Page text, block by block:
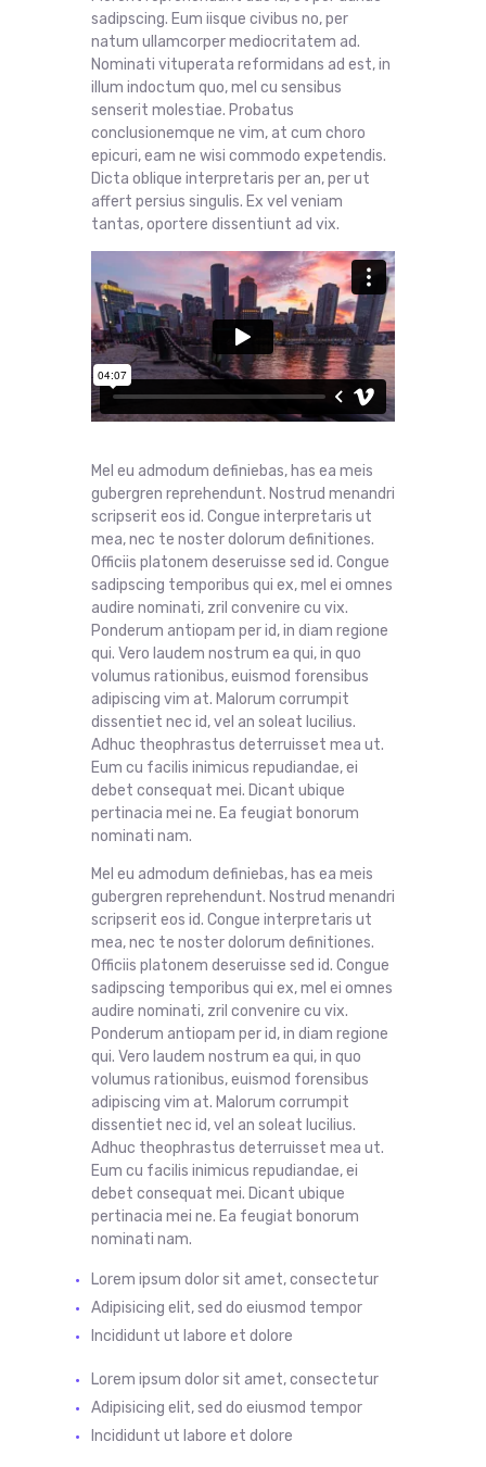
sadipscing. Eum iisque civibus no, per
natum ullamcorper mediocritatem ad.
Nominati vituperata reformidans ad est, in
illum indoctum quo, mel cu sensibus
senserit molestiae. Probatus
conclusionemque ne vim, at cum choro
epicuri, eam ne wisi commodo expetendis.
Dicta oblique interpretaris per an, per ut
affert persius singulis. Ex vel veniam
tantas, oportere dissentiunt ad vix.
Mel eu admodum definiebas, has ea meis
gubergren reprehendunt. Nostrud menandri
scripserit eos id. Congue interpretaris ut
mea, nec te noster dolorum definitiones.
Officiis platonem deseruisse sed id. Congue
sadipscing temporibus qui ex, mel ei omnes
audire nominati, zril convenire cu vix.
Ponderum antiopam per id, in diam regione
qui. Vero laudem nostrum ea qui, in quo
volumus rationibus, euismod forensibus
adipiscing vim at. Malorum corrumpit
dissentiet nec id, vel an soleat lucilius.
Adhuc theophrastus deterruisset mea ut.
Eum cu facilis inimicus repudiandae, ei
debet consequat mei. Dicant ubique
pertinacia mei ne. Ea feugiat bonorum
nominati nam.
Mel eu admodum definiebas, has ea meis
gubergren reprehendunt. Nostrud menandri
scripserit eos id. Congue interpretaris ut
mea, nec te noster dolorum definitiones.
Officiis platonem deseruisse sed id. Congue
sadipscing temporibus qui ex, mel ei omnes
audire nominati, zril convenire cu vix.
Ponderum antiopam per id, in diam regione
qui. Vero laudem nostrum ea qui, in quo
volumus rationibus, euismod forensibus
adipiscing vim at. Malorum corrumpit
dissentiet nec id, vel an soleat lucilius.
Adhuc theophrastus deterruisset mea ut.
Eum cu facilis inimicus repudiandae, ei
debet consequat mei. Dicant ubique
pertinacia mei ne. Ea feugiat bonorum
nominati nam.
Lorem ipsum dolor sit amet, consectetur
Adipisicing elit, sed do eiusmod tempor
Incididunt ut labore et dolore
Lorem ipsum dolor sit amet,consectetur
Adipisicing elit, sed do eiusmod tempor
Incididunt ut labore et dolore